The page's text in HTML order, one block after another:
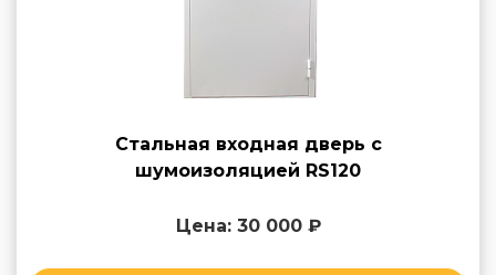
Стальная входная дверь с
шумоизоляцией RS120
Цена: 30 000 ₽